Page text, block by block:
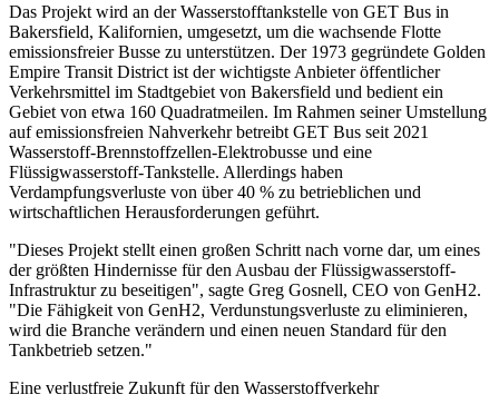
Das Projekt wird an der Wasserstofftankstelle von GET Bus in
Bakersfield, Kalifornien, umgesetzt, um die wachsende Flotte
emissionsfreier Busse zu unterstützen. Der 1973 gegründete Golden
Empire Transit District ist der wichtigste Anbieter öffentlicher
Verkehrsmittel im Stadtgebiet von Bakersfield und bedient ein
Gebiet von etwa 160 Quadratmeilen. Im Rahmen seiner Umstellung
auf emissionsfreien Nahverkehr betreibt GET Bus seit 2021
Wasserstoff-Brennstoffzellen-Elektrobusse und eine
Flüssigwasserstoff-Tankstelle. Allerdings haben
Verdampfungsverluste von über 40 % zu betrieblichen und
wirtschaftlichen Herausforderungen geführt.
"Dieses Projekt stellt einen großen Schritt nach vorne dar, um eines
der größten Hindernisse für den Ausbau der Flüssigwasserstoff-
Infrastruktur zu beseitigen", sagte Greg Gosnell, CEO von GenH2.
"Die Fähigkeit von GenH2, Verdunstungsverluste zu eliminieren,
wird die Branche verändern und einen neuen Standard für den
Tankbetrieb setzen."
Eine verlustfreie Zukunft für den Wasserstoffverkehr